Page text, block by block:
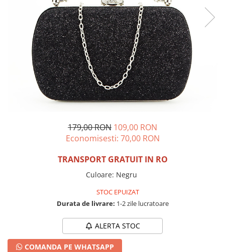
Incaltamine primavara-vara piele
Imbracaminte
Camasi si topuri
Blugi si pantaloni
Pulovere si cardigane
179,00 RON 109,00 RON
Economisesti: 70,00 RON
TRANSPORT GRATUIT IN RO
Culoare: Negru
STOC EPUIZAT
Durata de livrare: 1-2 zile lucratoare
ALERTA STOC
COMANDA PE WHATSAPP